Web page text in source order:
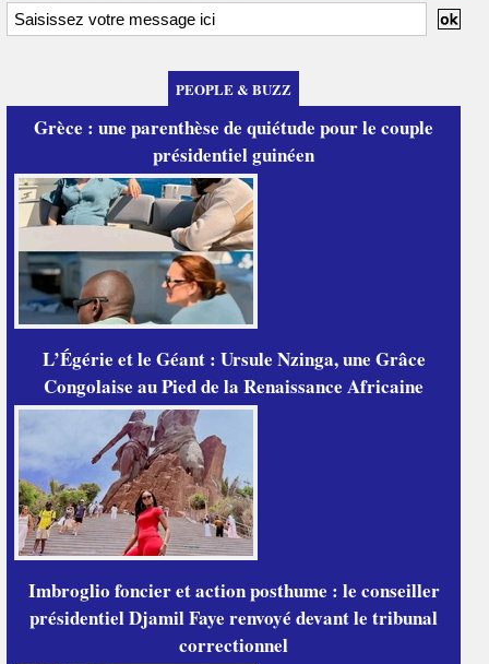
PEOPLE & BUZZ
Grèce : une parenthèse de quiétude pour le couple
présidentiel guinéen
L’Égérie et le Géant : Ursule Nzinga, une Grâce
Congolaise au Pied de la Renaissance Africaine
Imbroglio foncier et action posthume : le conseiller
présidentiel Djamil Faye renvoyé devant le tribunal
correctionnel